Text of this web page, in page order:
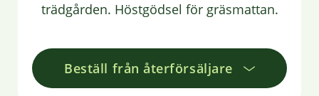
trädgården. Höstgödsel för gräsmattan.
Beställ från återförsäljare